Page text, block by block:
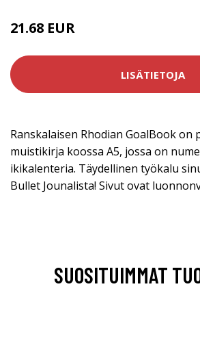
21.68 EUR
LISÄTIETOJA
Ranskalaisen Rhodian GoalBook on
muistikirja koossa A5, jossa on
ikikalenteria. Täydellinen työkalu
Bullet Jounalista! Sivut ovat
SUOSITUIMMAT